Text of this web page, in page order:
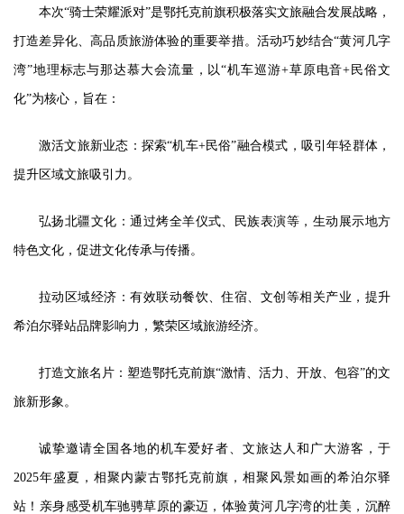
本次“骑士荣耀派对”是鄂托克前旗积极落实文旅融合发展战略，
打造差异化、高品质旅游体验的重要举措。活动巧妙结合“黄河几字
湾”地理标志与那达慕大会流量，以“机车巡游+草原电音+民俗文
化”为核心，旨在：
激活文旅新业态：探索“机车+民俗”融合模式，吸引年轻群体，
提升区域文旅吸引力。
弘扬北疆文化：通过烤全羊仪式、民族表演等，生动展示地方
特色文化，促进文化传承与传播。
拉动区域经济：有效联动餐饮、住宿、文创等相关产业，提升
希泊尔驿站品牌影响力，繁荣区域旅游经济。
打造文旅名片：塑造鄂托克前旗“激情、活力、开放、包容”的文
旅新形象。
诚挚邀请全国各地的机车爱好者、文旅达人和广大游客，于
2025年盛夏，相聚内蒙古鄂托克前旗，相聚风景如画的希泊尔驿
站！亲身感受机车驰骋草原的豪迈，体验黄河几字湾的壮美，沉醉